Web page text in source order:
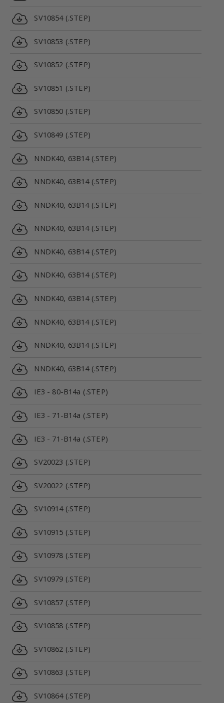
SV10854 (.STEP)
SV10853 (.STEP)
SV10852 (.STEP)
SV10851 (.STEP)
SV10850 (.STEP)
SV10849 (.STEP)
NNDK40, 63B14 (.STEP)
NNDK40, 63B14 (.STEP)
NNDK40, 63B14 (.STEP)
NNDK40, 63B14 (.STEP)
NNDK40, 63B14 (.STEP)
NNDK40, 63B14 (.STEP)
NNDK40, 63B14 (.STEP)
NNDK40, 63B14 (.STEP)
NNDK40, 63B14 (.STEP)
NNDK40, 63B14 (.STEP)
IE3 - 80-B14a (.STEP)
IE3 - 71-B14a (.STEP)
IE3 - 71-B14a (.STEP)
SV20023 (.STEP)
SV20022 (.STEP)
SV10914 (.STEP)
SV10915 (.STEP)
SV10978 (.STEP)
SV10979 (.STEP)
SV10857 (.STEP)
SV10858 (.STEP)
SV10862 (.STEP)
SV10863 (.STEP)
SV10864 (.STEP)